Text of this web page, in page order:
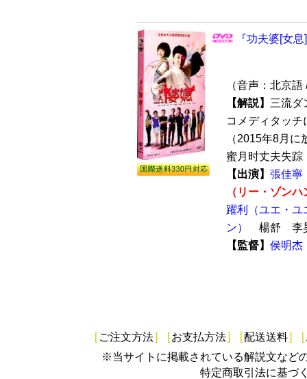
『功夫婆[女
（音声：北京
【解説】 三流ダ
コメディタッ
（2015年8月
蜜月时丈夫失踪
【出演】 張佳寧
（リー・ゾンハ
躍利（ユエ・ユ
ン）
楊舒
【監督】 侯明杰
[ ご注文方法] [お支払方法] [配送送料] [
※当サイトに掲載されている解説文など
特定商取引法に基づ